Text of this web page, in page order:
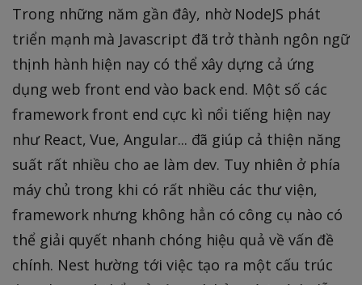
Trong những năm gần đây, nhờ NodeJS phát
triển mạnh mà Javascript đã trở thành ngôn ngữ
thịnh hành hiện nay có thể xây dựng cả ứng
dụng web front end vào back end. Một số các
framework front end cực kì nổi tiếng hiện nay
như React, Vue, Angular... đã giúp cả thiện năng
suất rất nhiều cho ae làm dev. Tuy nhiên ở phía
máy chủ trong khi có rất nhiều các thư viện,
framework nhưng không hẳn có công cụ nào có
thể giải quyết nhanh chóng hiệu quả về vấn đề
chính. Nest hường tới việc tạo ra một cấu trúc